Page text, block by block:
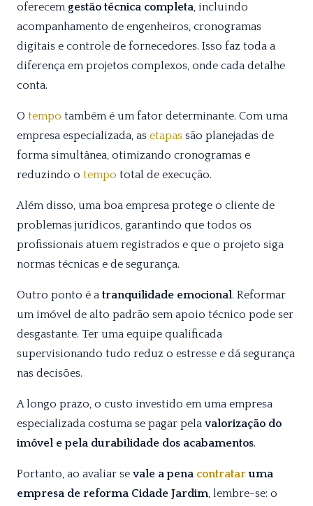
oferecem gestão técnica completa, incluindo
acompanhamento de engenheiros, cronogramas
digitais e controle de fornecedores. Isso faz toda a
diferença em projetos complexos, onde cada detalhe
conta.
O tempo também é um fator determinante. Com uma
empresa especializada, as etapas são planejadas de
forma simultânea, otimizando cronogramas e
reduzindo o tempo total de execução.
Além disso, uma boa empresa protege o cliente de
problemas jurídicos, garantindo que todos os
profissionais atuem registrados e que o projeto siga
normas técnicas e de segurança.
Outro ponto é a tranquilidade emocional. Reformar
um imóvel de alto padrão sem apoio técnico pode ser
desgastante. Ter uma equipe qualificada
supervisionando tudo reduz o estresse e dá segurança
nas decisões.
A longo prazo, o custo investido em uma empresa
especializada costuma se pagar pela valorização do
imóvel e pela durabilidade dos acabamentos.
Portanto, ao avaliar se vale a pena contrataruma
empresa de reforma Cidade Jardim, lembre-se: o